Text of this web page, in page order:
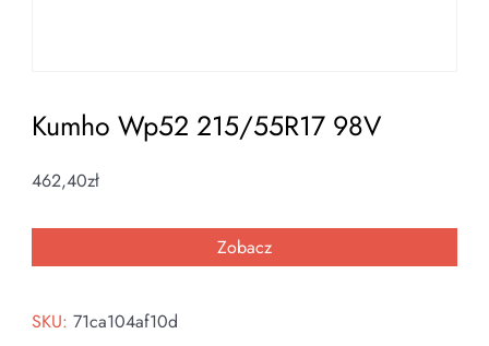
Kumho Wp52 215/55R17 98V
462,40zł
Zobacz
SKU: 71ca104af10d